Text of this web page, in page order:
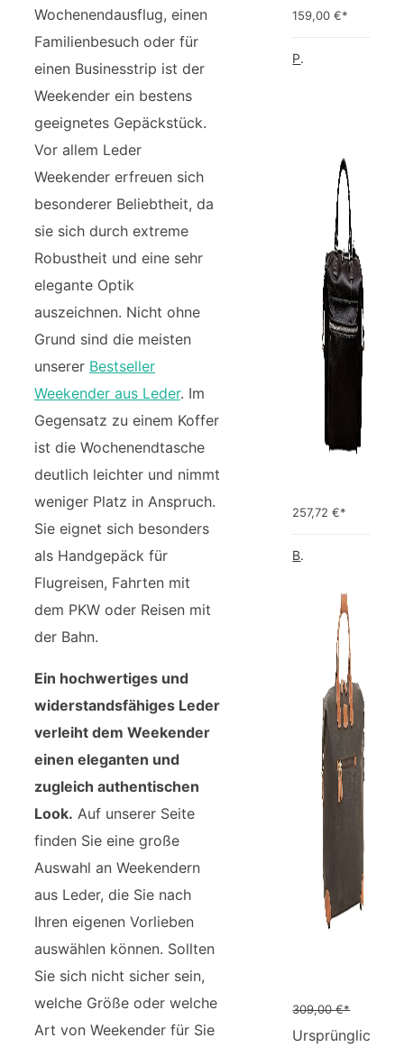
Wochenendausflug, einen
Familienbesuch oder für
einen Businesstrip ist der
Weekender ein bestens
geeignetes Gepäckstück.
Vor allem Leder
Weekender erfreuen sich
besonderer Beliebtheit, da
sie sich durch extreme
Robustheit und eine sehr
elegante Optik
auszeichnen. Nicht ohne
Grund sind die meisten
unserer Bestseller
Weekender aus Leder. Im
Gegensatz zu einem Koffer
ist die Wochenendtasche
deutlich leichter und nimmt
weniger Platz in Anspruch.
Sie eignet sich besonders
als Handgepäck für
Flugreisen, Fahrten mit
dem PKW oder Reisen mit
der Bahn.
Ein hochwertiges und
widerstandsfähiges Leder
verleiht dem Weekender
einen eleganten und
zugleich authentischen
Look. Auf unserer Seite
finden Sie eine große
Auswahl an Weekendern
aus Leder, die Sie nach
Ihren eigenen Vorlieben
auswählen können. Sollten
Sie sich nicht sicher sein,
welche Größe oder welche
Art von Weekender für Sie
159,00€*
Picard Unisex-Erwachsene Buddy Gepäck- Handgepäck
257,72€*
Bric's Bric's Life Reisetasche Handgepäck Bric's Life Reisetasche Handgepäck
309,00€*
Ursprünglicher